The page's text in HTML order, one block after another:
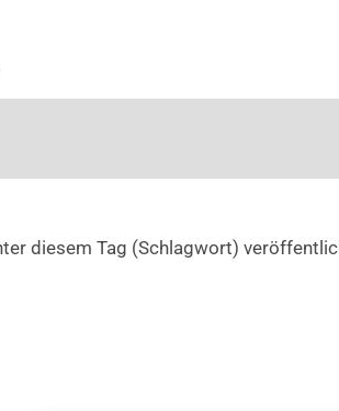
diesem Tag (Schlagwort)